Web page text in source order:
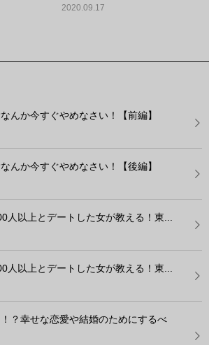
2020.09.17
んか今すぐやめなさい！【前編】
んか今すぐやめなさい！【後編】
人以上とデートした女が教える！東...
人以上とデートした女が教える！東...
？幸せな恋愛や結婚のためにするべ